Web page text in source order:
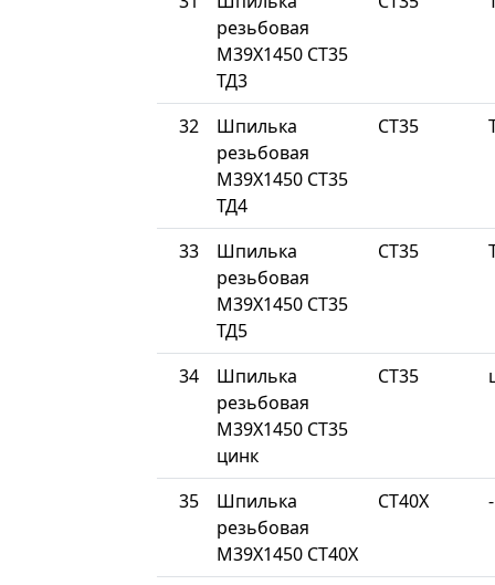
резьбовая
М39Х1450 СТ35
ТД3
32
Шпилька
резьбовая
М39Х1450 СТ35
ТД4
СТ35
33
Шпилька
резьбовая
М39Х1450 СТ35
ТД5
СТ35
34
Шпилька
резьбовая
М39Х1450 СТ35
цинк
СТ35
35
Шпилька
резьбовая
М39Х1450 СТ40Х
СТ40Х -